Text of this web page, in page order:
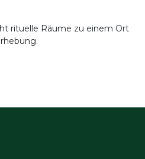
rituelle Räume zu einem Ort